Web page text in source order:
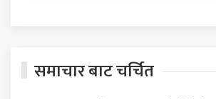
समाचार बाट चर्चित